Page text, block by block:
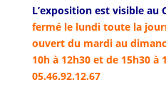
L’exposition est visible au
fermé le lundi toute la
ouvert du mardi au
10h à 12h30 et de 15h30 à
05.46.92.12.67